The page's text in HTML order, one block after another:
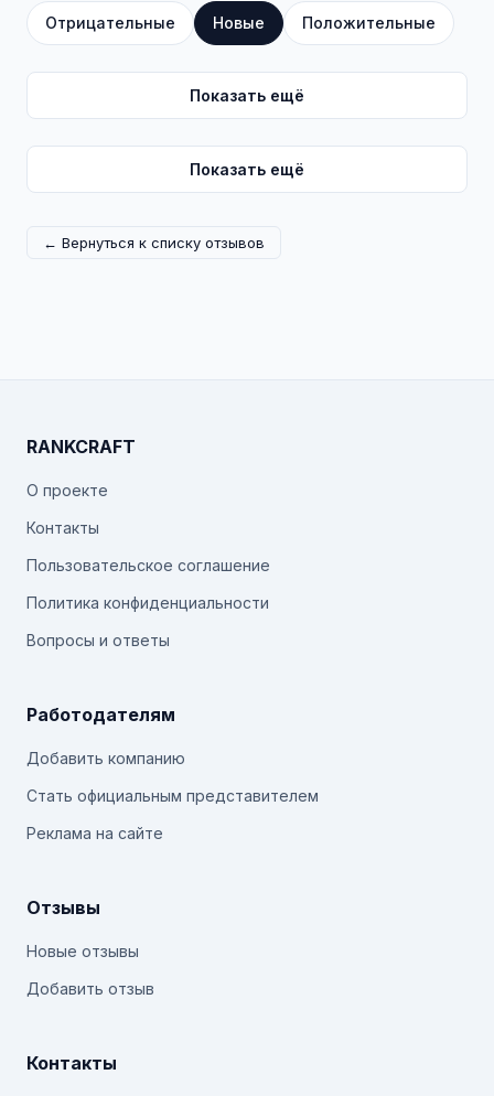
Отрицательные Новые Положительные
Показать ещё
Показать ещё
← Вернуться к списку отзывов
RANKCRAFT
О проекте
Контакты
Пользовательское соглашение
Политика конфиденциальности
Вопросы и ответы
Работодателям
Добавить компанию
Стать официальным представителем
Реклама на сайте
Отзывы
Новые отзывы
Добавить отзыв
Контакты